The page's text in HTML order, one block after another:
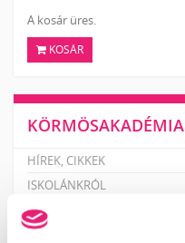
A kosár üres.
KOSÁR
KÖRMÖSAKADÉMIA
HÍREK, CIKKEK
ISKOLÁNKRÓL
TANÁRAINK
KÉPZÉSI HELYSZÍNEK